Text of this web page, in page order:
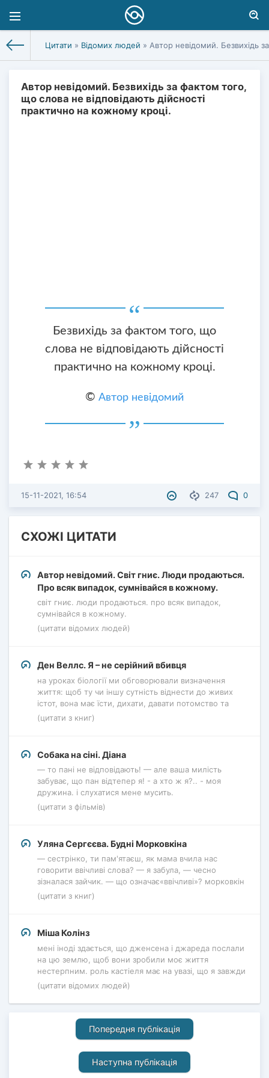
Цитати » Відомих людей » Автор невідомий. Безвихідь
Автор невідомий. Безвихідь за фактом того,
що слова не відповідають дійсності
практично на кожному кроці.
Безвихідь за фактом того, що
слова не відповідають дійсності
практично на кожному кроці.
© Автор невідомий
247 0
15-11-2021, 16:54
СХОЖІ ЦИТАТИ
Автор невідомий. Світ гниє. Люди продаються.
Про всяк випадок, сумнівайся в кожному.
світ гниє. люди продаються. про всяк випадок,
сумнівайся в кожному.
(цитати відомих людей)
Ден Веллс. Я – не серійний вбивця
на уроках біології ми обговорювали визначення
життя: щоб ту чи іншу сутність віднести до живих
істот, вона має їсти, дихати, давати потомство та
(цитати з книг)
Собака на сіні. Діана
— то пані не відповідають! — але ваша милість
забуває, що пан відтепер я! - а хто ж я?.. - моя
дружина. і слухатися мене мусить.
(цитати з фільмів)
Уляна Сергєєва. Будні Морковкіна
— сестрінко, ти пам'ятаєш, як мама вчила нас
говорити ввічливі слова? — я забула, — чесно
зізналася зайчик. — що означає«ввічливі»? морковкін
(цитати з книг)
Міша Колінз
мені іноді здається, що дженсена і джареда послали
на цю землю, щоб вони зробили моє життя
нестерпним. роль кастіеля має на увазі, що я завжди
(цитати відомих людей)
Попередня публікація
Наступна публікація